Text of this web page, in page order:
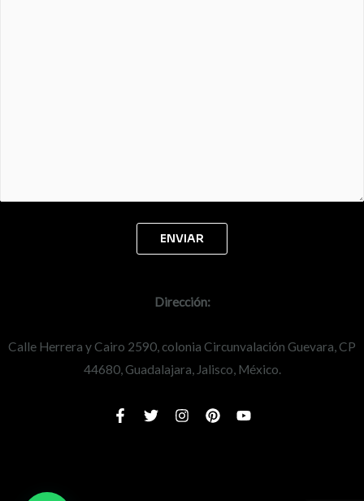
Dirección:
Calle Herrera y Cairo 2590, colonia Circunvalación Guevara, CP
44680, Guadalajara, Jalisco, México.